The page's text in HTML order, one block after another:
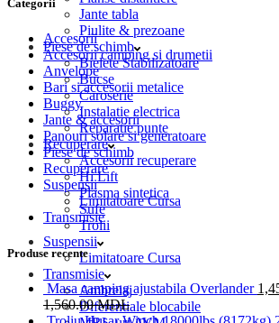
Jante tabla
Piulite & prezoane
Piese de schimb
Bielete Stabilizatoare
Bucse
Caroserie
Instalatie electrica
Reparatie punte
Recuperare
Accesorii recuperare
Hi Lift
Plasma sintetica
Sufe
Trolii
Suspensii
Limitatoare Cursa
Transmisie
Ambreiaj
Diferentiale blocabile
Categorii
Accesorii
Accesorii camping si drumetii
Anvelope
Bari si accesorii metalice
Buggy
Jante & accesorii
Panouri solare si generatoare
Piese de schimb
Recuperare
Suspensii
Limitatoare Cursa
Transmisie
Produse recente
Masa camping ajustabila Overlander
1,560.00MDL